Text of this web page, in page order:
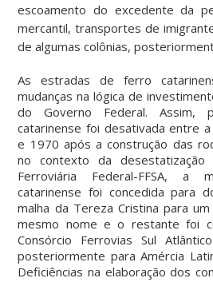
escoamento do excedente da
mercantil, transportes de
de algumas colônias,
As estradas de ferro
mudanças na lógica de
do Governo Federal. Assim,
catarinense foi desativada entre
e 1970 após a construção das
no contexto da desestatização
Ferroviária Federal-FFSA, a
catarinense foi concedida para
malha da Tereza Cristina para
mesmo nome e o restante foi
Consórcio Ferrovias Sul
posteriormente para Amércia
Deficiências na elaboração dos